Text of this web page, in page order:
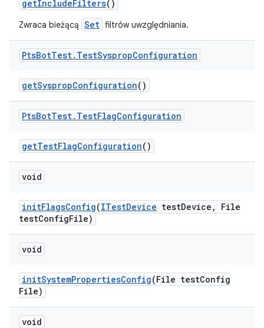
getIncludeFilters()
Zwraca bieżącą Set filtrów uwzględniania.
PtsBotTest. TestSyspropConfiguration
getSyspropConfiguration()
PtsBotTest. TestFlagConfiguration
getTestFlagConfiguration()
void
initFlagsConfig(ITestDevice testDevice ,
File
testConfigFile)
void
initSystemPropertiesConfig(File testConfig
File)
void